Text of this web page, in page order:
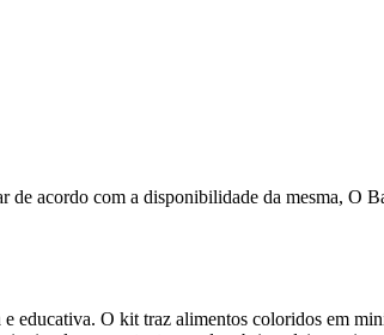
acordo com a disponibilidade da mesma, O
O kit traz alimentos coloridos em